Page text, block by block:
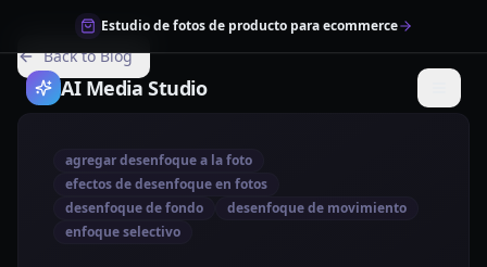
Estudio de fotos de producto para ecommerce
AI Media Studio
Back to Blog
agregar desenfoque a la foto
efectos de desenfoque en fotos
desenfoque de fondo
desenfoque de movimiento
enfoque selectivo